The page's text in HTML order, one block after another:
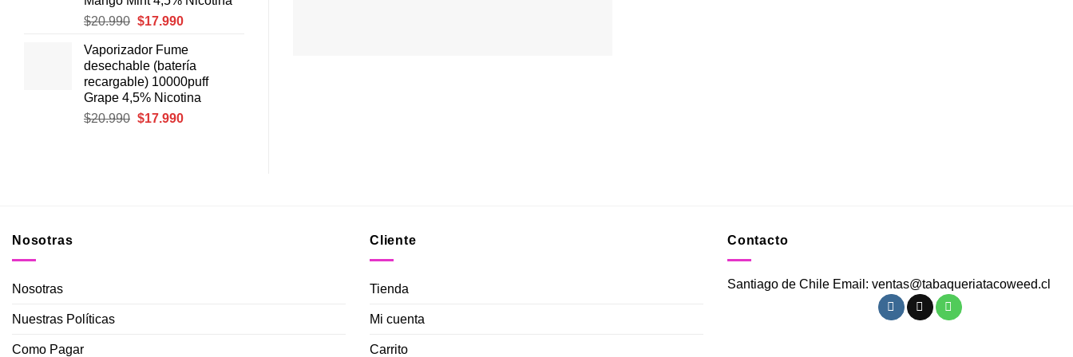
$20.990 El
original
era:
$20.990.
$17.990El
actual
es:
$17.990.
Vaporizador Fume
desechable (batería
recargable) 10000puff
Grape 4,5% Nicotina
$20.990 El
$17.990El
Nosotras
Nosotras
Nuestras Políticas
Como Pagar
Cliente
Tienda
Mi cuenta
Carrito
Contacto
Santiago de Chile Email: ventas@tabaqueriatacoweed.cl